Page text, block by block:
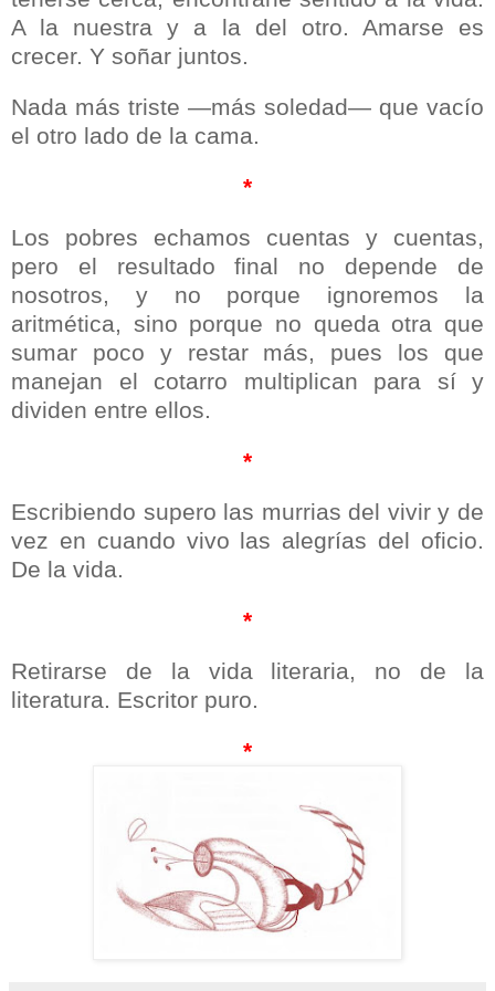
A la nuestra y a la del otro. Amarse es
crecer. Y soñar juntos.
Nada más triste —más soledad— que vacío
el otro lado de la cama.
*
Los pobres echamos cuentas y cuentas,
pero el resultado final no depende de
nosotros, y no porque ignoremos la
aritmética, sino porque no queda otra que
sumar poco y restar más, pues los que
manejan el cotarro multiplican para sí y
dividen entre ellos.
*
Escribiendo supero las murrias del vivir y de
vez en cuando vivo las alegrías del oficio.
De la vida.
*
Retirarse de la vida literaria, no de la
literatura. Escritor puro.
*